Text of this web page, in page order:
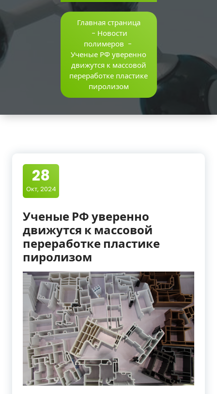
Главная страница
- Новости
полимеров -
Ученые РФ уверенно
движутся к массовой
переработке пластике
пиролизом
28
Окт, 2024
Ученые РФ уверенно
движутся к массовой
переработке пластике
пиролизом